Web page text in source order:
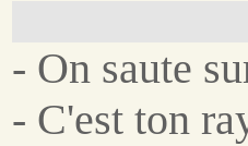
- On saute
- C'est ton